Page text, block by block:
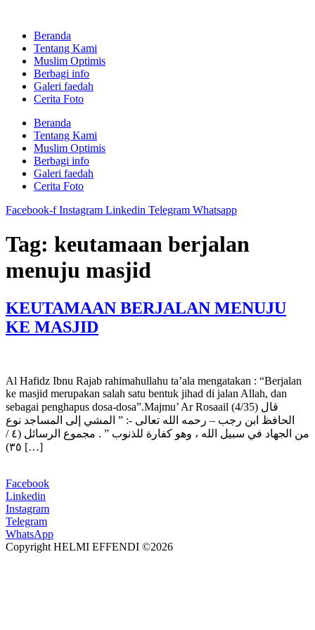
contentBeranda
Tentang Kami
Muslim Optimis
Berbagi info
Galeri faedah
Cerita Foto
Beranda
Tentang Kami
Muslim Optimis
Berbagi info
Galeri faedah
Cerita Foto
Facebook-f Instagram Linkedin Telegram Whatsapp
Tag: keutamaan berjalan
menuju masjid
KEUTAMAAN BERJALAN MENUJU
KE MASJID
Al Hafidz Ibnu Rajab rahimahullahu ta’ala mengatakan : “Berjalan
ke masjid merupakan salah satu bentuk jihad di jalan Allah, dan
sebagai penghapus dosa-dosa”.Majmu’ Ar Rosaail (4/35) ‏قال
الحافظ ابن رجب – رحمه الله تعالى -: ” المشي إلى المساجد نوع
من الجهاد في سبيل الله ، وهو كفارة للذنوب ” . مجموع الرسائل (٤ /
٣٥) […]
Facebook
Linkedin
Instagram
Telegram
WhatsApp
Copyright HELMI EFFENDI ©2026